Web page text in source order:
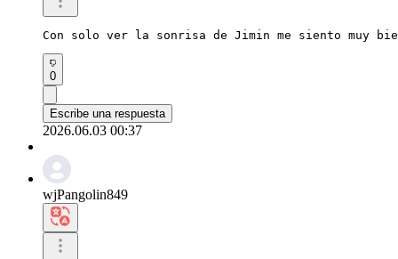
Con solo ver la sonrisa de Jimin me siento muy
0
Escribe una respuesta
2026.06.03 00:37
wjPangolin849